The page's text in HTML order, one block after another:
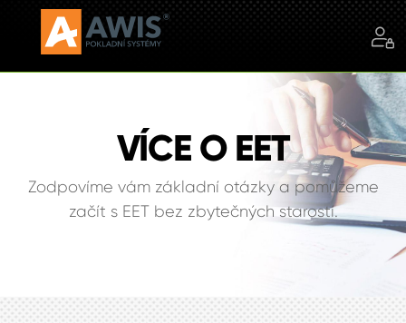
VÍCE O EET
Zodpovíme vám základní otázky a pomůžeme
začít s EET bez zbytečných starostí.